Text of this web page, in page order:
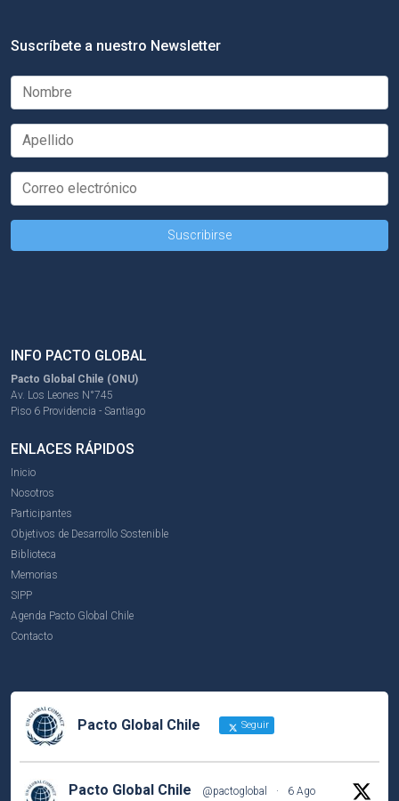
Suscríbete a nuestro Newsletter
INFO PACTO GLOBAL
Pacto Global Chile (ONU)
Av. Los Leones N°745
Piso 6 Providencia - Santiago
ENLACES RÁPIDOS
Inicio
Nosotros
Participantes
Objetivos de Desarrollo Sostenible
Biblioteca
Memorias
SIPP
Agenda Pacto Global Chile
Contacto
Pacto Global Chile Seguir
Pacto Global Chile @pactoglobal · 6 Ago